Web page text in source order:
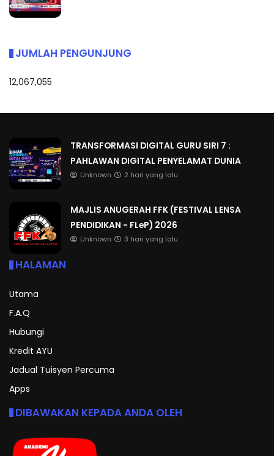
JUMLAH PENGUNJUNG
12,067,055
TRANSFORMASI DIGITAL GURU SIRI 7 :
PAHLAWAN DIGITAL PENYELAMAT DUNIA
Unknown 2 hari yang lalu
MAJLIS ANUGERAH FFK (FESTIVAL LENSA
PENDIDIKAN - FLeP) 2026
Unknown 3 hari yang lalu
HALAMAN
Utama
F.A.Q
Hubungi
Kredit AYU
Jadual Tuisyen Percuma
Apps
DIBAWAKAN KEPADA ANDA OLEH